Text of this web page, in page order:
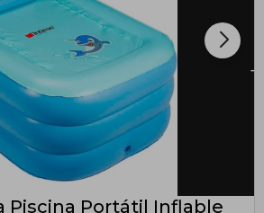
Piscina Portátil Inflable